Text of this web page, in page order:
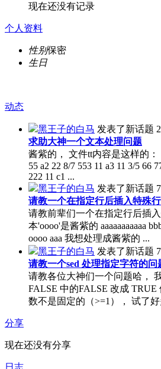
现在还没有记录
个人资料
性别保密
生日
动态
黑王子的白马 发表了新话题
求助大神一个文本处理问题
酱紫的， 文件tt内容是这样的：
55 a2 22 8/7 553 11 a3 11 3/5 66
222 11 c1 ...
黑王子的白马 发表了新话题
请教一个在指定行后插入特殊
请教前辈们一个在指定行后插
本'oooo'是酱紫的 aaaaaaaaaaa
oooo aaa 我想处理成酱紫的 ...
黑王子的白马 发表了新话题
请教一个sed 处理指定字符的问
请教各位大神们一个问题哈，
FALSE 中的FALSE 改成
数不是固定的（>=1）， 试了
分享
现在还没有分享
日志